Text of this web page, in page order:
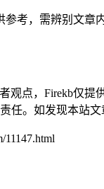
考，需辨别文章
观点，Firekb仅提
任。如发现本站